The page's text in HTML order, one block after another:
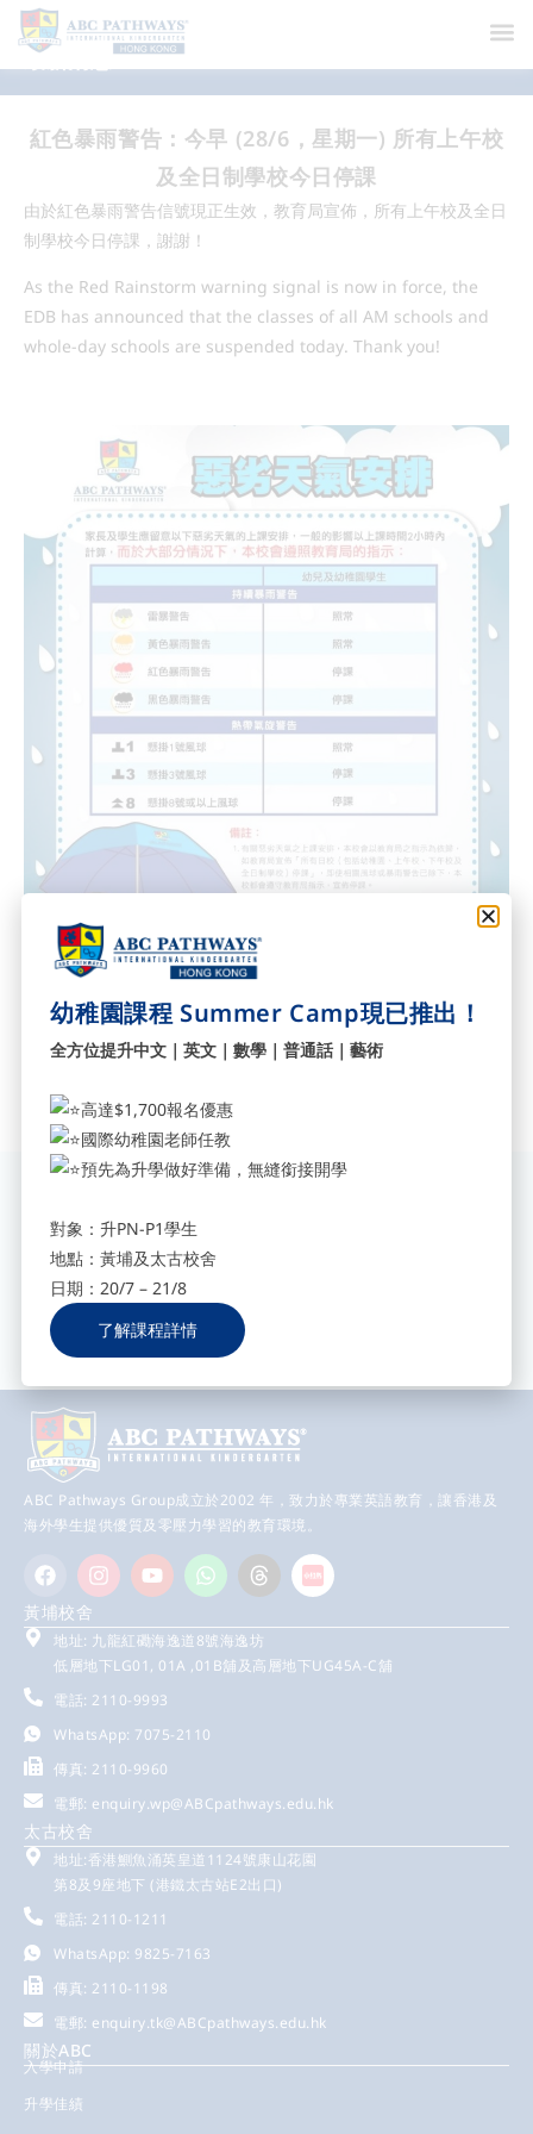
最新消息
紅色暴雨警告：今早 (28/6，星期一) 所有上午校
及全日制學校今日停課
由於紅色暴雨警告信號現正生效，教育局宣佈，所有上午校及全日
制學校今日停課，謝謝！
As the Red Rainstorm warning signal is now in force, the
EDB has announced that the classes of all AM schools and
whole-day schools are suspended today. Thank you!
填寫您的電郵地址，立即訂閱我
們，獲取最新校園消息。
ABC Pathways Group成立於2002 年，致力於專業英語教育，讓香港及
海外學生提供優質及零壓力學習的教育環境。
黃埔校舍
地址: 九龍紅磡海逸道8號海逸坊
低層地下LG01, 01A ,01B舖及高層地下UG45A-C舖
電話: 2110-9993
WhatsApp: 7075-2110
傳真: 2110-9960
電郵: enquiry.wp@ABCpathways.edu.hk
太古校舍
地址:香港鰂魚涌英皇道1124號康山花園
第8及9座地下 (港鐵太古站E2出口)
電話: 2110-1211
WhatsApp: 9825-7163
傳真: 2110-1198
電郵: enquiry.tk@ABCpathways.edu.hk
關於ABC
入學申請
升學佳績
幼稚園課程 Summer Camp現已推出！
全方位提升中文｜英文｜數學｜普通話｜藝術
高達$1,700報名優惠
國際幼稚園老師任教
預先為升學做好準備，無縫銜接開學
對象：升PN-P1學生
地點：黃埔及太古校舍
日期：20/7 – 21/8
了解課程詳情